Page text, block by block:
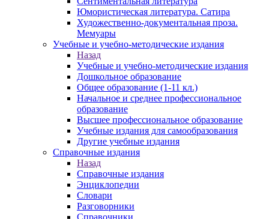
Юмористическая литература. Сатира
Художественно-документальная проза.
Мемуары
Учебные и учебно-методические издания
Назад
Учебные и учебно-методические издания
Дошкольное образование
Общее образование (1-11 кл.)
Начальное и среднее профессиональное
образование
Высшее профессиональное образование
Учебные издания для самообразования
Другие учебные издания
Справочные издания
Назад
Справочные издания
Энциклопедии
Словари
Разговорники
Справочники